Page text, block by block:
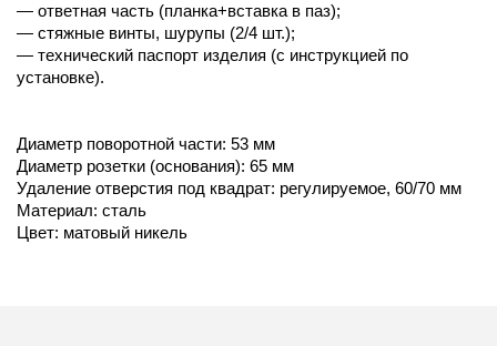
— ответная часть (планка+вставка в паз);
— стяжные винты, шурупы (2/4 шт.);
— технический паспорт изделия (с инструкцией по
установке).
Диаметр поворотной части: 53 мм
Диаметр розетки (основания): 65 мм
Удаление отверстия под квадрат: регулируемое, 60/70 мм
Материал: сталь
Цвет: матовый никель